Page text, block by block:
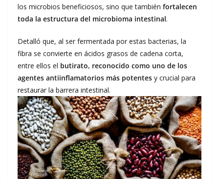
los microbios beneficiosos, sino que también fortalecen
toda la estructura del microbioma intestinal.
Detalló que, al ser fermentada por estas bacterias, la
fibra se convierte en ácidos grasos de cadena corta,
entre ellos el butirato, reconocido como uno de los
agentes antiinflamatorios más potentes y crucial para
restaurar la barrera intestinal.